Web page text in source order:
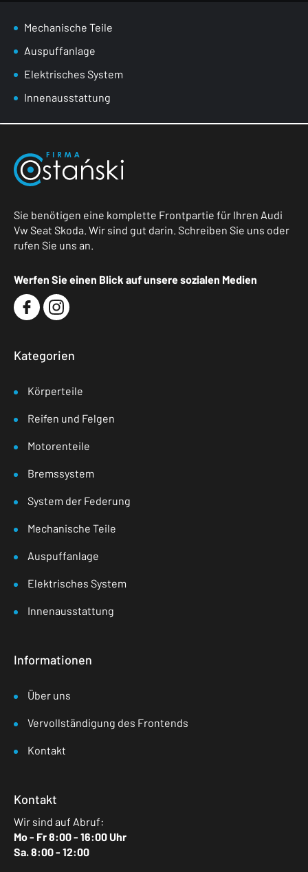
Mechanische Teile
Auspuffanlage
Elektrisches System
Innenausstattung
Sie benötigen eine komplette Frontpartie für Ihren Audi
Vw Seat Skoda. Wir sind gut darin. Schreiben Sie uns oder
rufen Sie uns an.
Werfen Sie einen Blick auf unsere sozialen Medien
Kategorien
Körperteile
Reifen und Felgen
Motorenteile
Bremssystem
System der Federung
Mechanische Teile
Auspuffanlage
Elektrisches System
Innenausstattung
Informationen
Über uns
Vervollständigung des Frontends
Kontakt
Kontakt
Wir sind auf Abruf:
Mo - Fr 8:00 - 16:00 Uhr
Sa. 8:00 - 12:00